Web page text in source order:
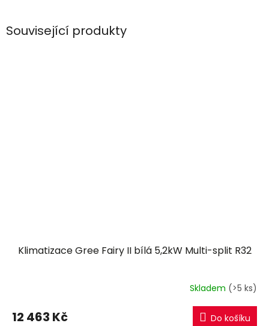
Související produkty
Klimatizace Gree Fairy II bílá 5,2kW Multi-split R32
Skladem (>5 ks)
12 463 Kč Do košíku